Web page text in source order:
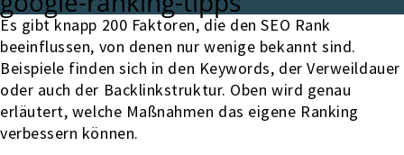
Es gibt knapp 200 Faktoren, die den SEO Rank
beeinflussen, von denen nur wenige bekannt sind.
Beispiele finden sich in den Keywords, der Verweildauer
oder auch der Backlinkstruktur. Oben wird genau
erläutert, welche Maßnahmen das eigene Ranking
verbessern können.